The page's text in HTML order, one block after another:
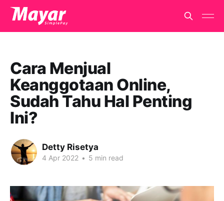
Cara Menjual
Keanggotaan Online,
Sudah Tahu Hal Penting
Ini?
Detty Risetya
4 Apr 2022 • 5 min read